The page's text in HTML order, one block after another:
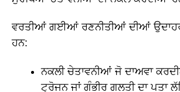
ਵਰਤੀਆਂ ਗਈਆਂ ਰਣਨੀਤੀਆਂ ਦੀਆਂ
ਹਨ:
ਨਕਲੀ ਚੇਤਾਵਨੀਆਂ ਜੋ ਦਾਅਵਾ
ਟ੍ਰੋਜਨ ਜਾਂ ਗੰਭੀਰ ਗਲਤੀ ਦਾ ਪਤਾ